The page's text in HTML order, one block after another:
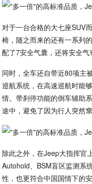
对于一台合格的大七座SUV
椅，随之而来的还有一系列
配了7安全气囊，还将安全气
同时，全车还自带近80项主
巡航系统，在高速巡航时能
情。带刹停功能的倒车辅助
途中，避免了因为行人突然
除此之外，在Jeep大指挥官
Autohold、BSM盲区监测系
性，也更符合中国国情下的